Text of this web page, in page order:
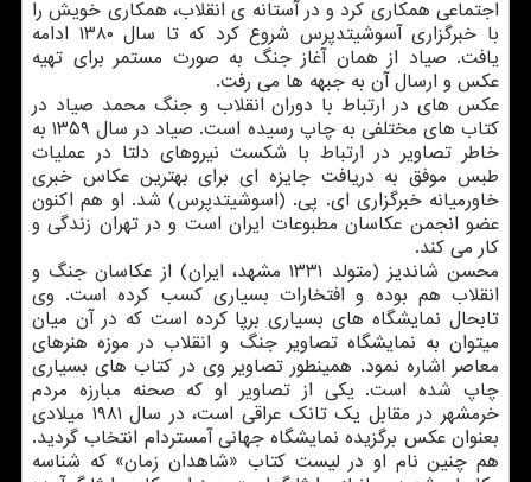
اجتماعی همکاری کرد و در آستانه ی انقلاب، همکاری خویش را
با خبرگزاری آسوشیتدپرس شروع کرد که تا سال ۱۳۸۰ ادامه
یافت. صیاد از همان آغاز جنگ به صورت مستمر برای تهیه
عکس و ارسال آن به جبهه ها می رفت.
عکس های در ارتباط با دوران انقلاب و جنگ محمد صیاد در
کتاب های مختلفی به چاپ رسیده است. صیاد در سال ۱۳۵۹ به
خاطر تصاویر در ارتباط با شکست نیروهای دلتا در عملیات
طبس موفق به دریافت جایزه ای برای بهترین عکاس خبری
خاورمیانه خبرگزاری ای. پی. (اسوشیتدپرس) شد. او هم اکنون
عضو انجمن عکاسان مطبوعات ایران است و در تهران زندگی و
کار می کند.
محسن شاندیز (متولد ۱۳۳۱ مشهد، ایران) از عکاسان جنگ و
انقلاب هم بوده و افتخارات بسیاری کسب کرده است. وی
تابحال نمایشگاه های بسیاری برپا کرده است که در آن میان
میتوان به نمایشگاه تصاویر جنگ و انقلاب در موزه هنرهای
معاصر اشاره نمود. همینطور تصاویر وی در کتاب های بسیاری
چاپ شده است. یکی از تصاویر او که صحنه مبارزه مردم
خرمشهر در مقابل یک تانک عراقی است، در سال ۱۹۸۱ میلادی
بعنوان عکس برگزیده نمایشگاه جهانی آمستردام انتخاب گردید.
هم چنین نام او در لیست کتاب «شاهدان زمان» که شناسه